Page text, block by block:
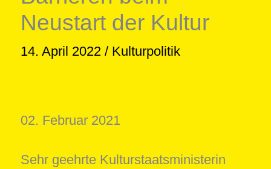
Neustart der Kultur
14. April 2022 / Kulturpolitik
02. Februar 2021
Sehr geehrte Kulturstaatsministerin